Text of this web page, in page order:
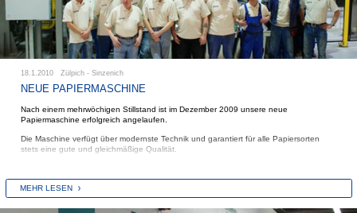
18.1.2010 Zülpich - Sinzenich
NEUE PAPIERMASCHINE
Nach einem mehrwöchigen Stillstand ist im Dezember 2009 unsere neue
Papiermaschine erfolgreich angelaufen.
Die Maschine verfügt über modernste Technik und garantiert für alle Papiersorten
stets eine gute und gleichmäßige Qualität.
gleichzeitig die Inbetriebnahme der ebenfalls neuen Stoffaufbereitung.
MEHR LESEN